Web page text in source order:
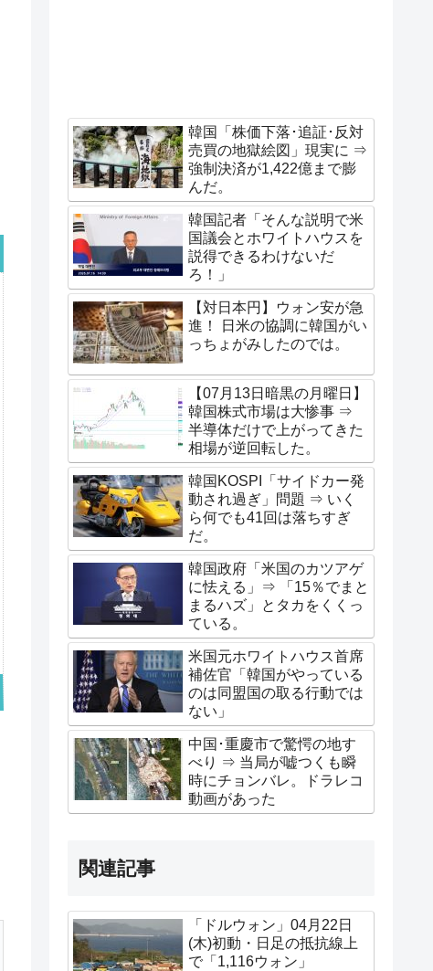
韓国「株価下落･追証･反対
売買の地獄絵図」現実に ⇒
強制決済が1,422億まで膨
んだ。
韓国記者「そんな説明で米
国議会とホワイトハウスを
説得できるわけないだ
ろ！」
【対日本円】ウォン安が急
進！ 日米の協調に韓国がい
っちょがみしたのでは。
【07月13日暗黒の月曜日】
韓国株式市場は大惨事 ⇒
半導体だけで上がってきた
相場が逆回転した。
韓国KOSPI「サイドカー発
動され過ぎ」問題 ⇒ いく
ら何でも41回は落ちすぎ
だ。
韓国政府「米国のカツアゲ
に怯える」⇒ 「15％でまと
まるハズ」とタカをくくっ
ている。
米国元ホワイトハウス首席
補佐官「韓国がやっている
のは同盟国の取る行動では
ない」
中国･重慶市で驚愕の地す
べり ⇒ 当局が嘘つくも瞬
時にチョンバレ。ドラレコ
動画があった
関連記事
「ドルウォン」04月22日
(木)初動・日足の抵抗線上
で「1,116ウォン」